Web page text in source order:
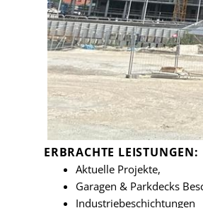
ERBRACHTE LEISTUNGEN:
Aktuelle Projekte,
Garagen & Parkdecks
Industrie­beschichtungen